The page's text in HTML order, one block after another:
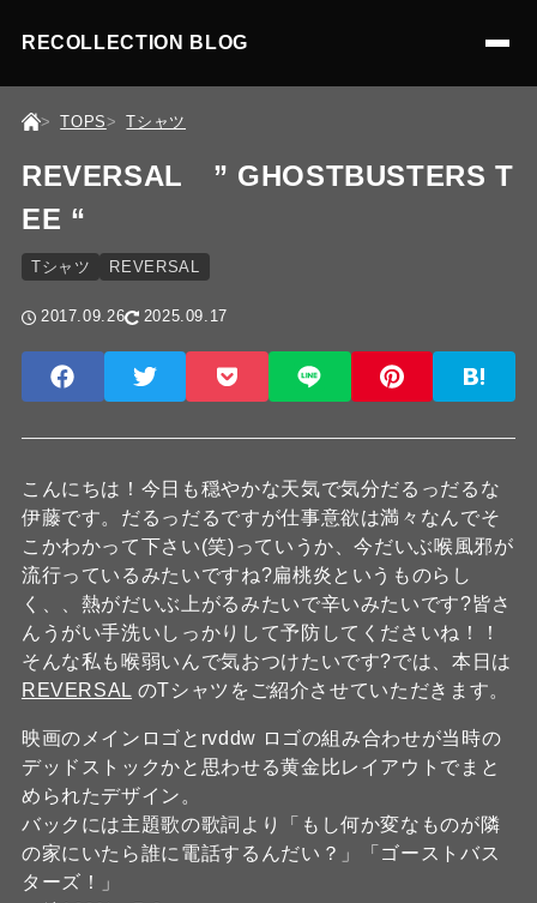
RECOLLECTION BLOG
TOPS Tシャツ
REVERSAL ” GHOSTBUSTERS T
EE “
Tシャツ REVERSAL
2017.09.26 2025.09.17
こんにちは！今日も穏やかな天気で気分だるっだるな
伊藤です。だるっだるですが仕事意欲は満々なんでそ
こかわかって下さい(笑)っていうか、今だいぶ喉風邪が
流行っているみたいですね?扁桃炎というものらし
く、、熱がだいぶ上がるみたいで辛いみたいです?皆さ
んうがい手洗いしっかりして予防してくださいね！！
そんな私も喉弱いんで気おつけたいです?では、本日は
REVERSAL のTシャツをご紹介させていただきます。
映画のメインロゴとrvddw ロゴの組み合わせが当時の
デッドストックかと思わせる黄金比レイアウトでまと
められたデザイン。
バックには主題歌の歌詞より「もし何か変なものが隣
の家にいたら誰に電話するんだい？」「ゴーストバス
ターズ！」